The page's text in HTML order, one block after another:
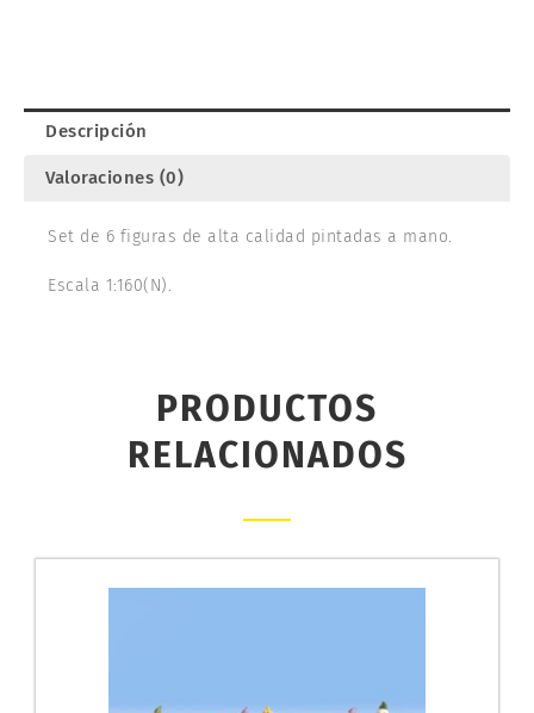
Descripción
Valoraciones (0)
Set de 6 figuras de alta calidad pintadas a mano.
Escala 1:160(N).
PRODUCTOS
RELACIONADOS